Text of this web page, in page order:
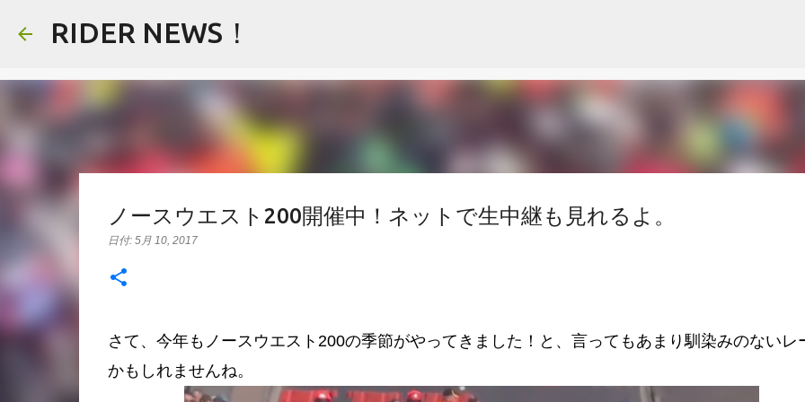
RIDER NEWS！
ノースウエスト200開催中！ネットで生中継も見れるよ。
日付: 5月 10, 2017
さて、今年もノースウエスト200の季節がやってきました！と、言ってもあまり馴染みのないレ
かもしれませんね。